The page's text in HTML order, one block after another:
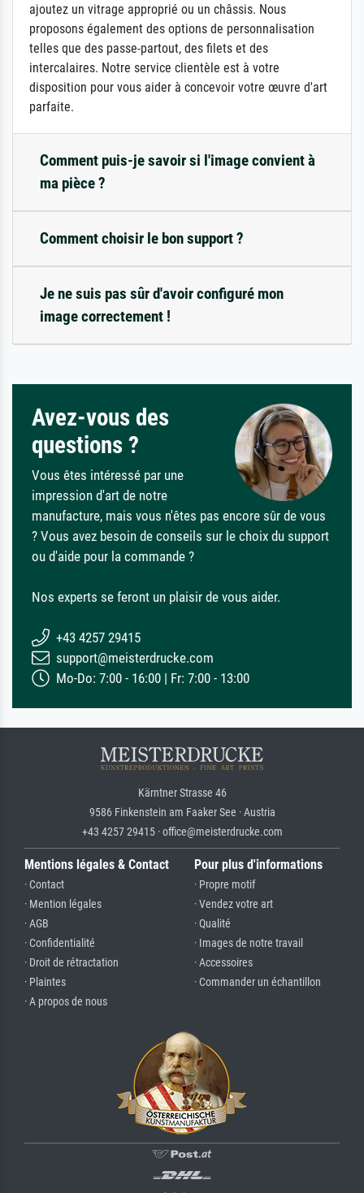
ajoutez un vitrage approprié ou un châssis. Nous
proposons également des options de personnalisation
telles que des passe-partout, des filets et des
intercalaires. Notre service clientèle est à votre
disposition pour vous aider à concevoir votre œuvre d'art
parfaite.
Comment puis-je savoir si l'image convient à
ma pièce ?
Comment choisir le bon support ?
Je ne suis pas sûr d'avoir configuré mon
image correctement !
Avez-vous des
questions ?
Vous êtes intéressé par une
impression d'art de notre
manufacture, mais vous n'êtes pas encore sûr de vous
? Vous avez besoin de conseils sur le choix du support
ou d'aide pour la commande ?
Nos experts se feront un plaisir de vous aider.
+43 4257 29415
support@meisterdrucke.com
Mo-Do: 7:00 - 16:00 | Fr: 7:00 - 13:00
Kärntner Strasse 46
9586 Finkenstein am Faaker See · Austria
+43 4257 29415 · office@meisterdrucke.com
Mentions légales & Contact
· Contact
· Mention légales
· AGB
· Confidentialité
· Droit de rétractation
· Plaintes
· A propos de nous
Pour plus d'informations
· Propre motif
· Vendez votre art
· Qualité
· Images de notre travail
· Accessoires
· Commander un échantillon